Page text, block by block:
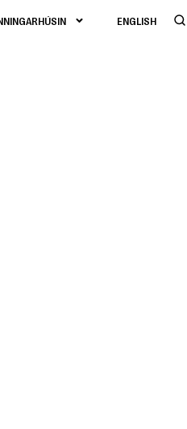
ENGLISH